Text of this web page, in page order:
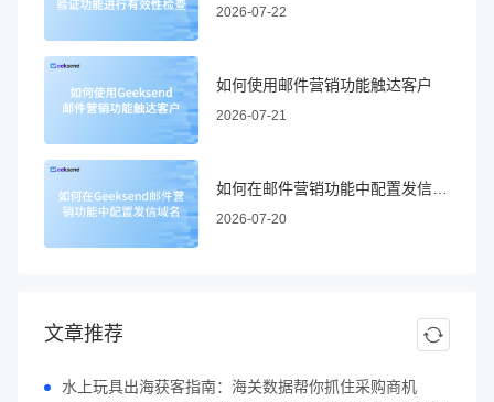
2026-07-22
如何使用邮件营销功能触达客户
2026-07-21
2026-07-20
文章推荐
水上玩具出海获客指南：海关数据帮你抓住采购商机